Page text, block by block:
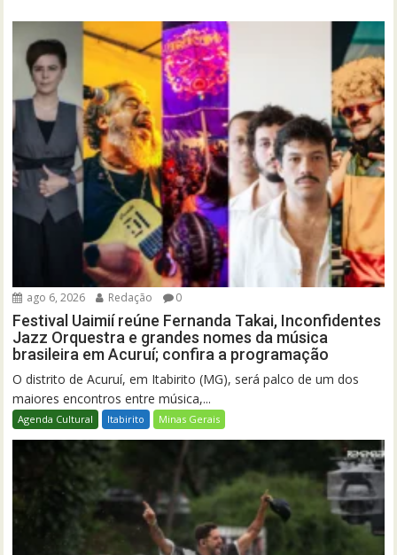
ago 6, 2026 Redação 0
Festival Uaimií reúne Fernanda Takai, Inconfidentes
Jazz Orquestra e grandes nomes da música
brasileira em Acuruí; confira a programação
O distrito de Acuruí, em Itabirito (MG), será palco de um dos
maiores encontros entre música,...
Agenda Cultural Itabirito Minas Gerais